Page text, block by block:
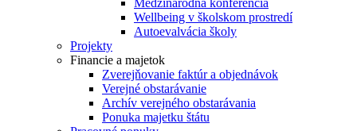
Medzinárodná konferencia
Wellbeing v školskom prostredí
Autoevalvácia školy
Projekty
Financie a majetok
Zverejňovanie faktúr a objednávok
Verejné obstarávanie
Archív verejného obstarávania
Ponuka majetku štátu